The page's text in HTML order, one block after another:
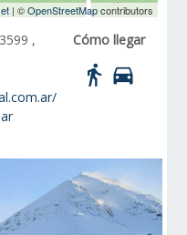
| ©OpenStreetMapcontributors
Cómo llegar
directions_walk directions_car
,